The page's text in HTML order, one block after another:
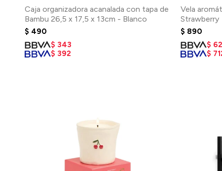
Caja organizadora acanalada con tapa de
Bambu 26,5 x 17,5 x 13cm - Blanco
$ 490
$ 343
$ 392
Vela
Strawberry
$ 890
$
$